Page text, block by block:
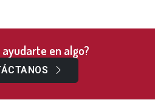
en algo?